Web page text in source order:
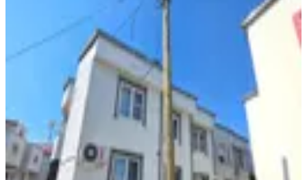
Yeni Rota'dan Sütçü İmam
Muhtarlığı Yanında 2+1 Satılık Daire
Dulkadiroğlu, Sütçü İmam Mahallesi
2+1
90 m²·1. Kat
2.300.000 ₺
YENİ ROTA İNŞAAT EMLAK Hanifi E.